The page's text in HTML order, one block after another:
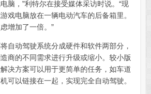
脑，”利特尔在接受媒体采访时说。“现
戏电脑放在一辆电动汽车的后备箱里。
增加了一倍。”
动驾驶系统分成硬件和软件两部分，
商的不同需求进行升级或缩小。较小版
决方案可以用于更简单的任务，如车道
可以链接在一起，实现完全自动驾驶。